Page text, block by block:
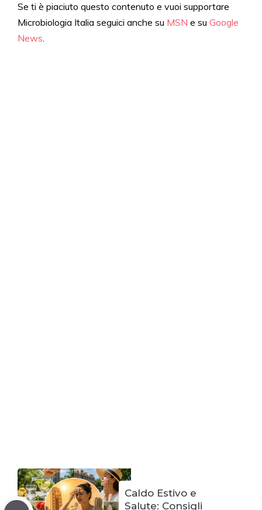
Se ti è piaciuto questo contenuto e vuoi supportare
Microbiologia Italia seguici anche su MSN e su Google
News.
Caldo Estivo e
Salute: Consigli